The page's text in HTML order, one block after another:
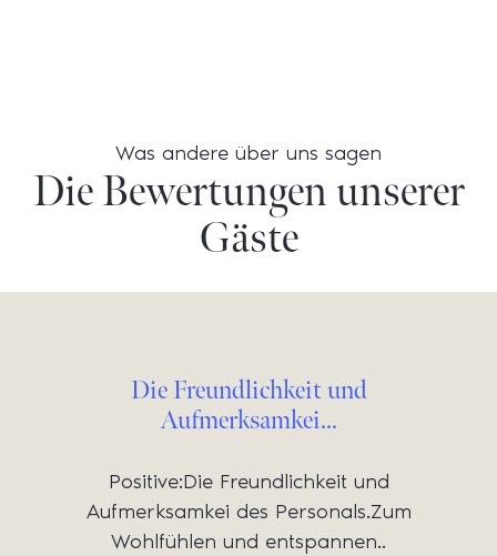
Was andere über uns sagen
Die Bewertungen unserer
Gäste
Die Freundlichkeit und
Aufmerksamkei...
Positive:Die Freundlichkeit und
Aufmerksamkei des Personals.Zum
Wohlfühlen und entspannen..